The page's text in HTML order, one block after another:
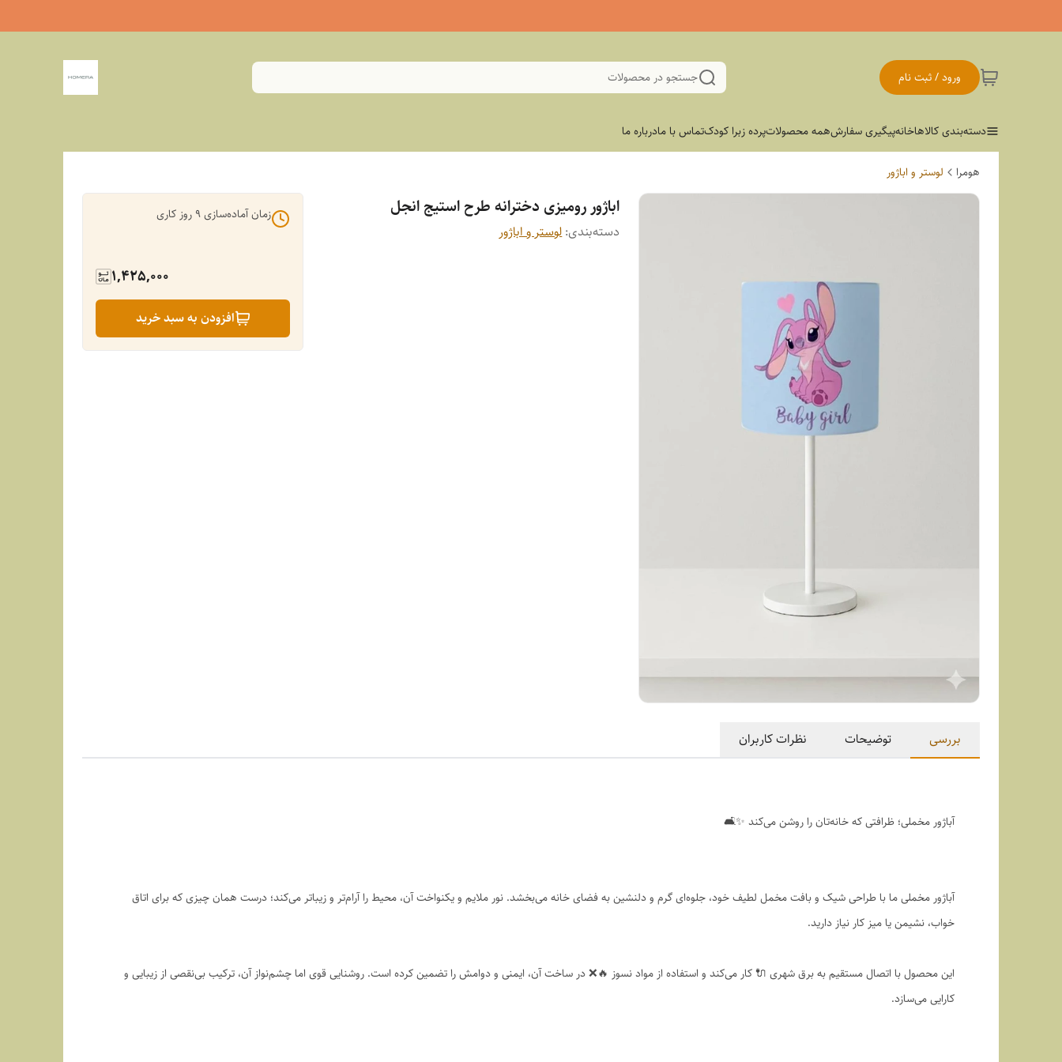
ورود / ثبت نام جستجو در محصولات
دسته‌بندی کالاهاخانهپیگیری سفارشهمه محصولاتپرده زبرا کودکتماس با مادرباره ما
هومرا لوستر و اباژور
اباژور رومیزی دخترانه طرح استیج انجل
دسته‌بندی:لوستر و اباژور
زمان آماده‌سازی9 روز کاری
1,425,000
افزودن به سبد خرید
بررسی توضیحات نظرات کاربران
آباژور مخملی؛ ظرافتی که خانه‌تان را روشن می‌کند ✨🛋️
آباژور مخملی ما با طراحی شیک و بافت مخمل لطیف خود، جلوه‌ای گرم و دلنشین به فضای خانه می‌بخشد. نور ملایم و یکنواخت آن، محیط را آرام‌تر و زیباتر می‌کند؛ درست همان چیزی که برای اتاق
خواب، نشیمن یا میز کار نیاز دارید.
این محصول با اتصال مستقیم به برق شهری 🔌 کار می‌کند و استفاده از مواد نسوز 🔥❌ در ساخت آن، ایمنی و دوامش را تضمین کرده است. روشنایی قوی اما چشم‌نواز آن، ترکیب بی‌نقصی از زیبایی و
کارایی می‌سازد.